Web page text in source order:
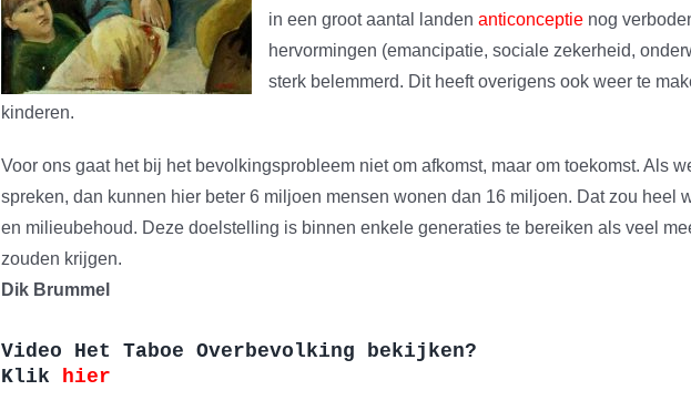
in een groot aantal landen anticonceptie nog
hervormingen (emancipatie, sociale zekerheid,
sterk belemmerd. Dit heeft overigens ook weer te
kinderen.
Voor ons gaat het bij het bevolkingsprobleem niet om afkomst, maar om toekomst. Als
spreken, dan kunnen hier beter 6 miljoen mensen wonen dan 16 miljoen. Dat zou heel
en milieubehoud. Deze doelstelling is binnen enkele generaties te bereiken als veel
zouden krijgen.
Dik Brummel
Video Het Taboe Overbevolking bekijken?
Klik
hier